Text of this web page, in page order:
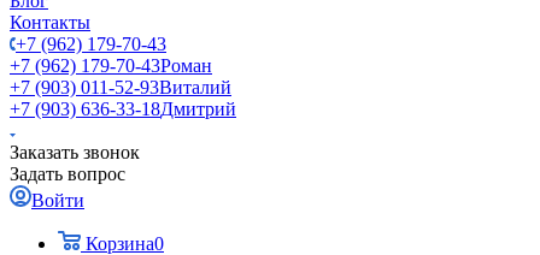
Контакты
+7 (962) 179-70-43
+7 (962) 179-70-43Роман
+7 (903) 011-52-93Виталий
+7 (903) 636-33-18Дмитрий
Заказать звонок
Задать вопрос
Войти
Корзина0